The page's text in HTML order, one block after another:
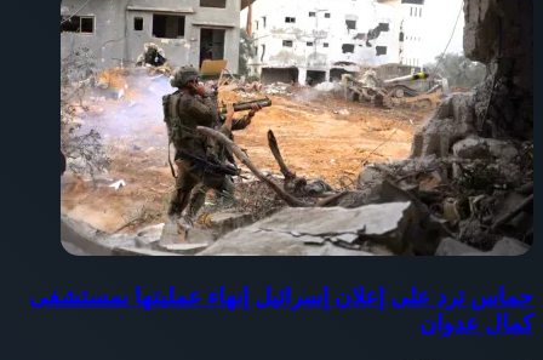
حماس ترد على إعلان إسرائيل إنهاء عمليتها بمستشفى
كمال عدوان